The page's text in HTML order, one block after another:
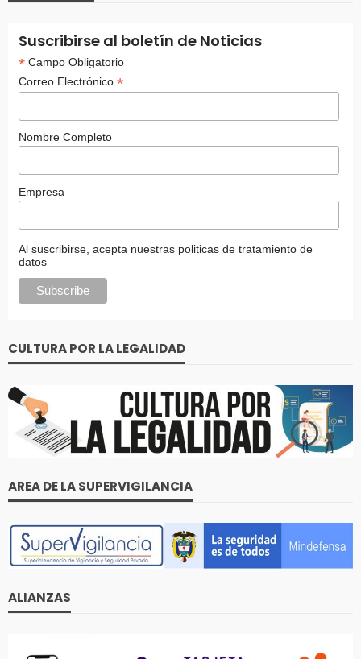
Suscribirse al boletín de Noticias
*Campo Obligatorio
Correo Electrónico *
Nombre Completo
Empresa
Al suscribirse, acepta nuestras politicas de tratamiento de
datos
CULTURA POR LA LEGALIDAD
AREA DE LA SUPERVIGILANCIA
ALIANZAS